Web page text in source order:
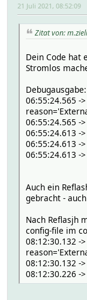
21 Juli 2021, 08:52:09
Zitat von:
Dein Code hat
Stromlos
Debugausgabe:
06:55:24.565 ->
06:55:24.565 -
06:55:24.613 -
06:55:24.613 -
06:55:24.613 -
Auch ein
gebracht -
Nach Reflasjh
config-file im
08:12:30.132 ->
08:12:30.132 -
08:12:30.226 -